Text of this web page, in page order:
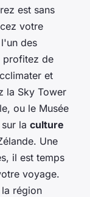
est sans
votre
des
profitez de
et
la Sky Tower
ou le Musée
la culture
Une
il est temps
voyage.
région